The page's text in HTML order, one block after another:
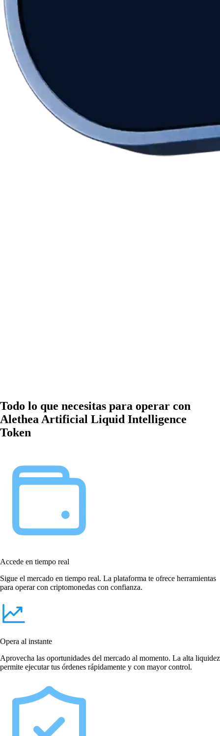
Todo lo que necesitas para operar con
Alethea Artificial Liquid Intelligence
Token
Accede en tiempo real
Sigue el mercado en tiempo real. La plataforma te ofrece herramientas
para operar con criptomonedas con confianza.
Opera al instante
Aprovecha las oportunidades del mercado al momento. La alta liquidez
permite ejecutar tus órdenes rápidamente y con mayor control.